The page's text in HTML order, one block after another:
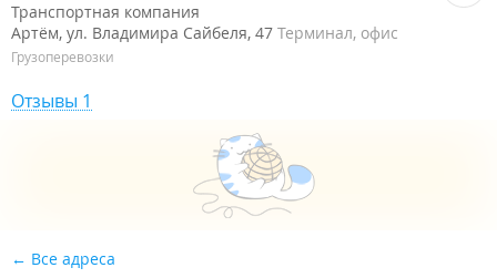
Транспортная компания
Артём, ул. Владимира Сайбеля, 47 Терминал, офис
Грузоперевозки
Отзывы 1
Все адреса